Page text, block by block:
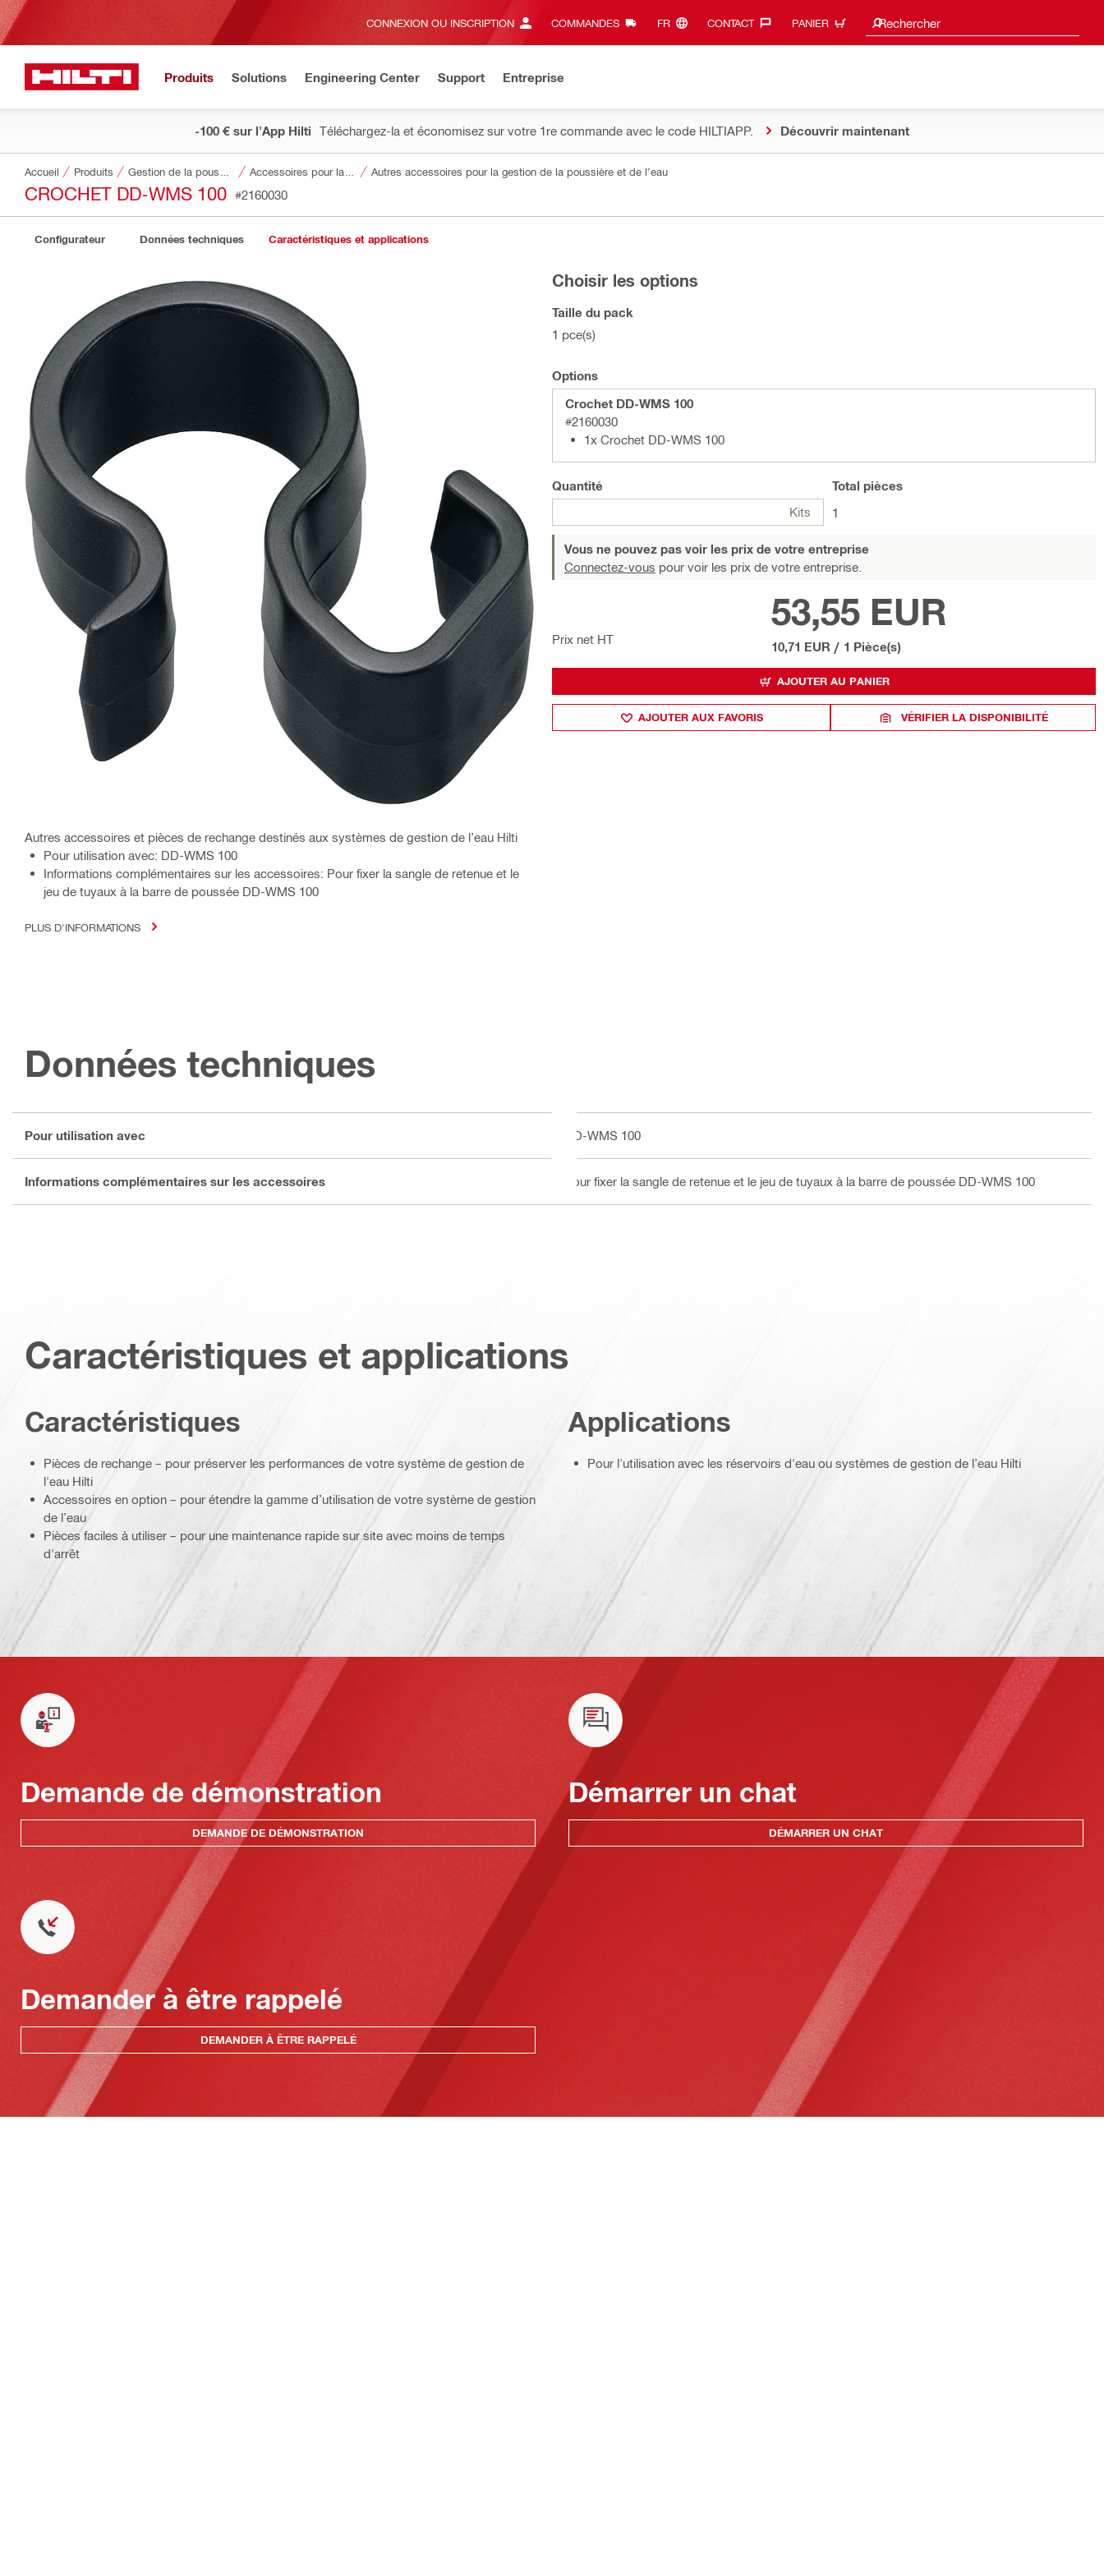
CONNEXION OU INSCRIPTION COMMANDES FR‎ CONTACT‎ PANIER Rechercher
Suggestions de recherche
Produits Solutions Engineering Center Support Entreprise
-100 € sur l'App Hilti Téléchargez-la et économisez sur votre 1re commande avec le code HILTIAPP. Découvrir maintenant
Accueil Produits Autres accessoires pour la gestion de la poussière et de l’eau
CROCHET DD-WMS 100 #2160030
Configurateur Données techniques Caractéristiques et applications
Autres accessoires et pièces de rechange destinés aux systèmes de gestion de l’eau Hilti
Pour utilisation avec: DD-WMS 100
Informations complémentaires sur les accessoires: Pour fixer la sangle de retenue et le
jeu de tuyaux à la barre de poussée DD-WMS 100
PLUS D'INFORMATIONS
Choisir les options
Taille du pack
1 pce(s)
Options
Crochet DD-WMS 100
#2160030
1x Crochet DD-WMS 100
Quantité
Kits
Total pièces
1
Vous ne pouvez pas voir les prix de votre entreprise
Connectez-vous pour voir les prix de votre entreprise.
Prix net HT
53,55 EUR
10,71 EUR / 1 Pièce(s)
AJOUTER AU PANIER
AJOUTER AUX FAVORIS VÉRIFIER LA DISPONIBILITÉ
Données techniques
Pour utilisation avec DD-WMS 100
Informations complémentaires sur les accessoires Pour fixer la sangle de retenue et le jeu de tuyaux à la barre de poussée DD-WMS 100
Caractéristiques et applications
Caractéristiques
Pièces de rechange – pour préserver les performances de votre système de gestion de
l'eau Hilti
Accessoires en option – pour étendre la gamme d’utilisation de votre système de gestion
de l’eau
Pièces faciles à utiliser – pour une maintenance rapide sur site avec moins de temps
d'arrêt
Applications
Pour l'utilisation avec les réservoirs d'eau ou systèmes de gestion de l’eau Hilti
Demande de démonstration
DEMANDE DE DÉMONSTRATION
Démarrer un chat
DÉMARRER UN CHAT
Demander à être rappelé
DEMANDER À ÊTRE RAPPELÉ